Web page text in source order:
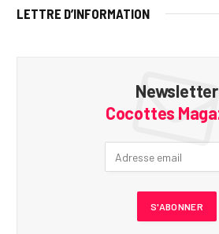
LETTRE D’INFORMATION
Newsletter
Cocottes